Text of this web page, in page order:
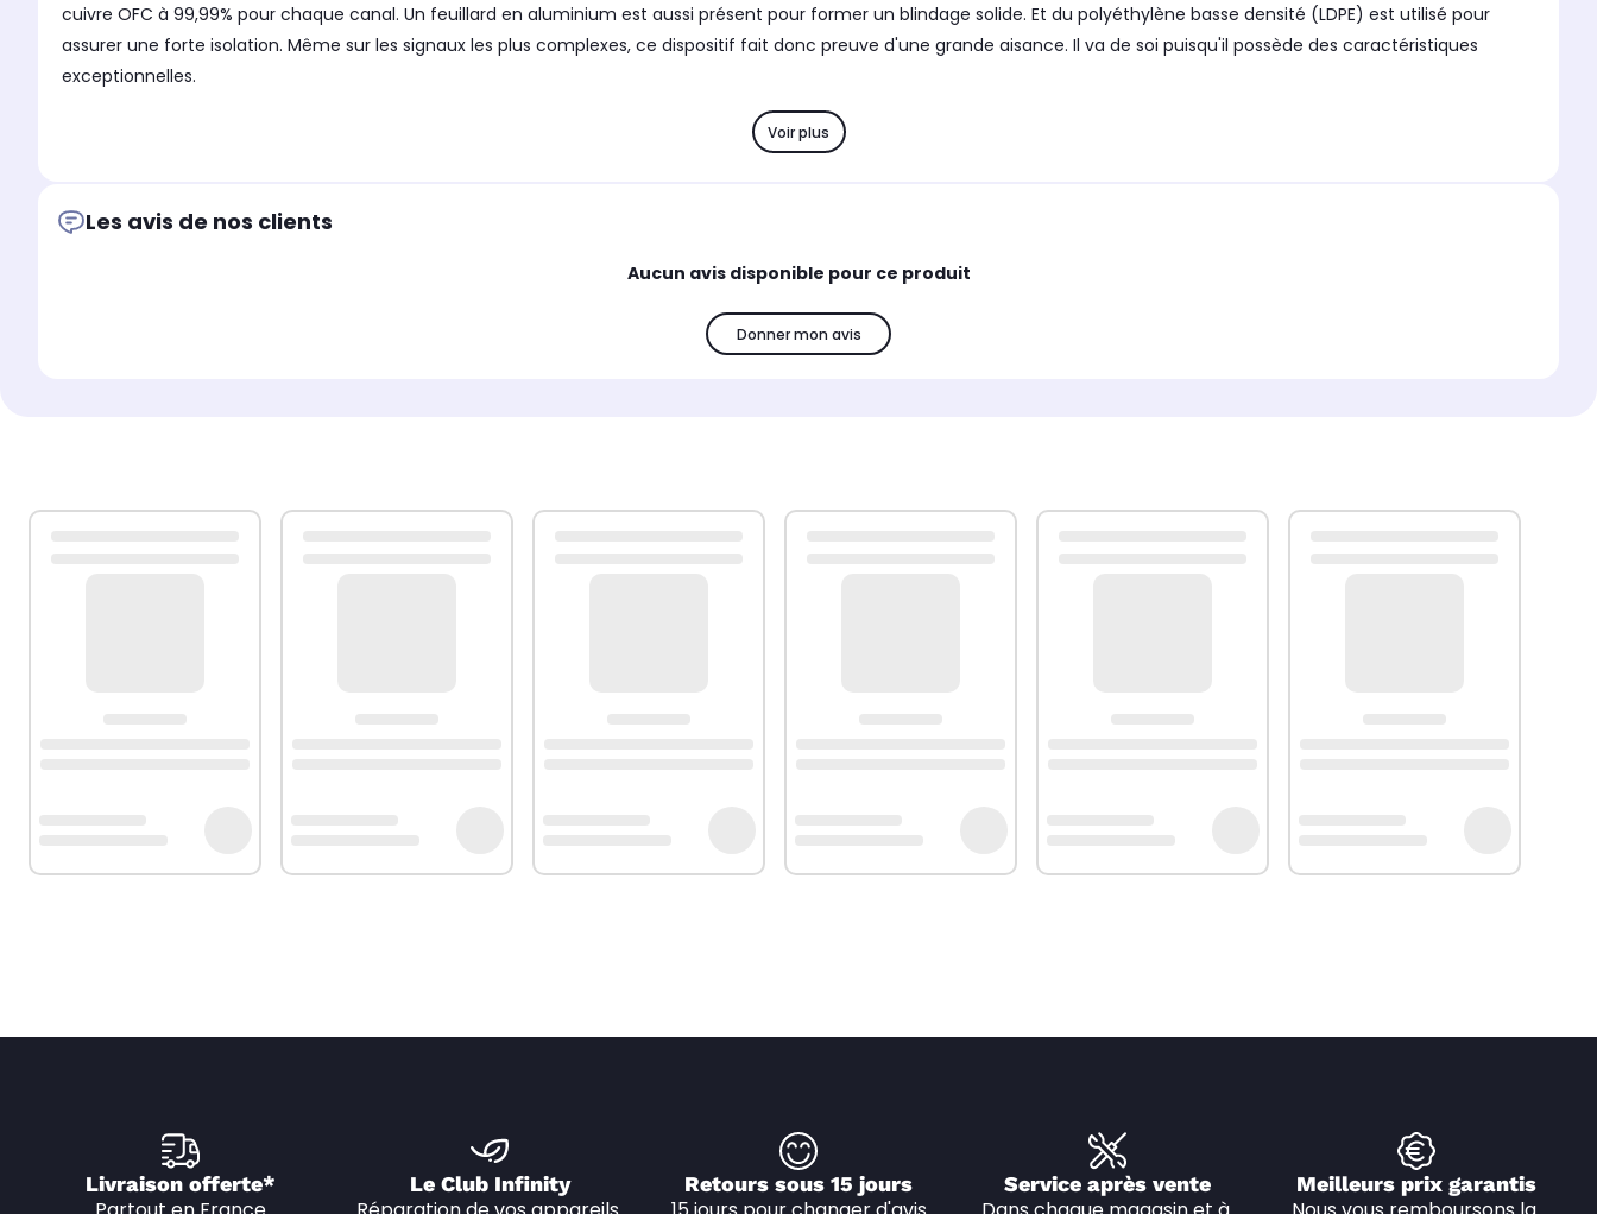
cuivre OFC à 99,99% pour chaque canal. Un feuillard en aluminium est aussi présent pour former un blindage solide. Et du polyéthylène basse densité (LDPE) est utilisé pour
assurer une forte isolation. Même sur les signaux les plus complexes, ce dispositif fait donc preuve d'une grande aisance. Il va de soi puisqu'il possède des caractéristiques
exceptionnelles.
Intégrez le câble QED Performance Graphite à votre installation pour en découvrir toute la performance et jouir d'une restitution détaillée, claire et naturelle.
Voir plus
Les avis de nos clients
Aucun avis disponible pour ce produit
Donner mon avis
Livraison offerte* Le Club Infinity Retours sous 15 jours Service après vente Meilleurs prix garantis